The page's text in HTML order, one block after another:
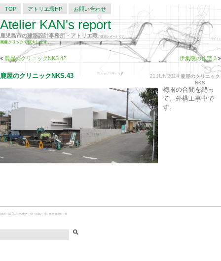
TOP アトリエ環HP お問い合わせ
Atelier KAN's report
鹿児島市の建築設計事務所・アトリエ環の建築レポートです。
画像クリックで拡大します。
« 鹿屋のクリニックNKS.42 伊集院の住宅.3 »
21 JUN2014 鹿屋のクリニック
NKS
鹿屋のクリニックNKS.43
梅雨の合間を縫っ
て、外構工事中で
す。
total：577618, yeday：49, today：43, now online：0